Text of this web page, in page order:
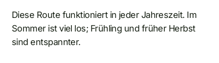
Diese Route funktioniert in jeder Jahreszeit. Im
Sommer ist viel los; Frühling und früher Herbst
sind entspannter.